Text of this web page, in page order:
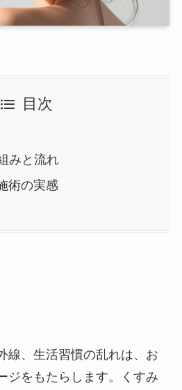
目次
みと流れ
術の実感
線、生活習慣の乱れは、お
ジをもたらします。くすみ